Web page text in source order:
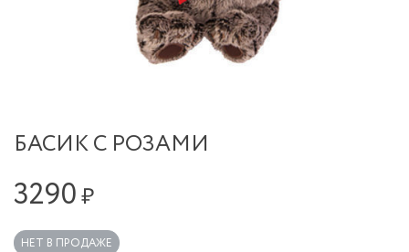
БАСИК С РОЗАМИ
3290₽
НЕТ В ПРОДАЖЕ